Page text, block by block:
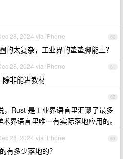
60
28, 2024 via iPhone
的太复杂，工业界的垫垫脚能上？
61
28, 2024 via iPhone
除非能进教材
62
，Rust 是工业界语言里汇聚了最多
界语言里唯一有实际落地应用的。
63
28, 2024 via iPhone
有多少落地的？